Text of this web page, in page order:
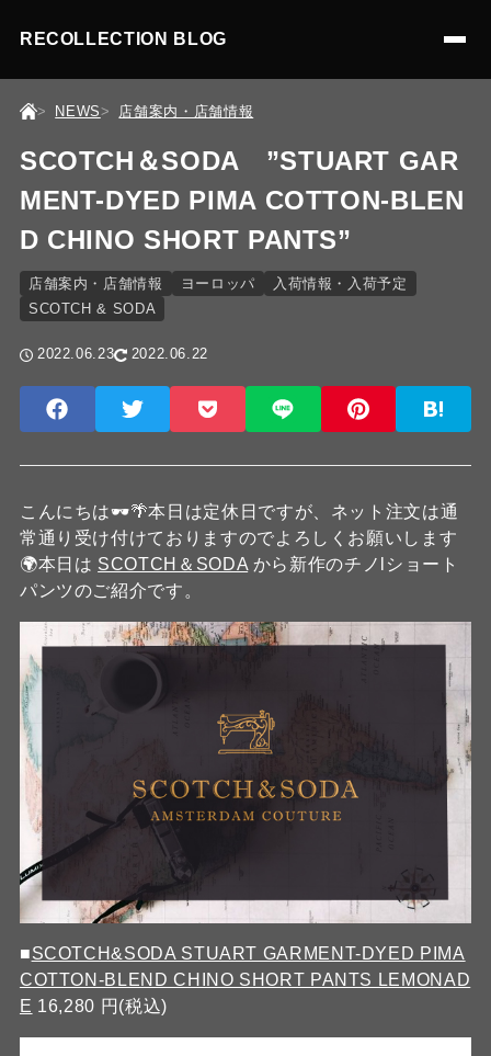
RECOLLECTION BLOG
NEWS 店舗案内・店舗情報
SCOTCH＆SODA ”STUART GAR
MENT-DYED PIMA COTTON-BLEN
D CHINO SHORT PANTS”
店舗案内・店舗情報 ヨーロッパ
入荷情報・入荷予定
SCOTCH & SODA
2022.06.23 2022.06.22
こんにちは🕶🌴本日は定休日ですが、ネット注文は通
常通り受け付けておりますのでよろしくお願いします
🌍本日は SCOTCH＆SODA から新作のチノlショート
パンツのご紹介です。
■SCOTCH&SODA STUART GARMENT-DYED PIMA
COTTON-BLEND CHINO SHORT PANTS LEMONAD
E 16,280 円(税込)